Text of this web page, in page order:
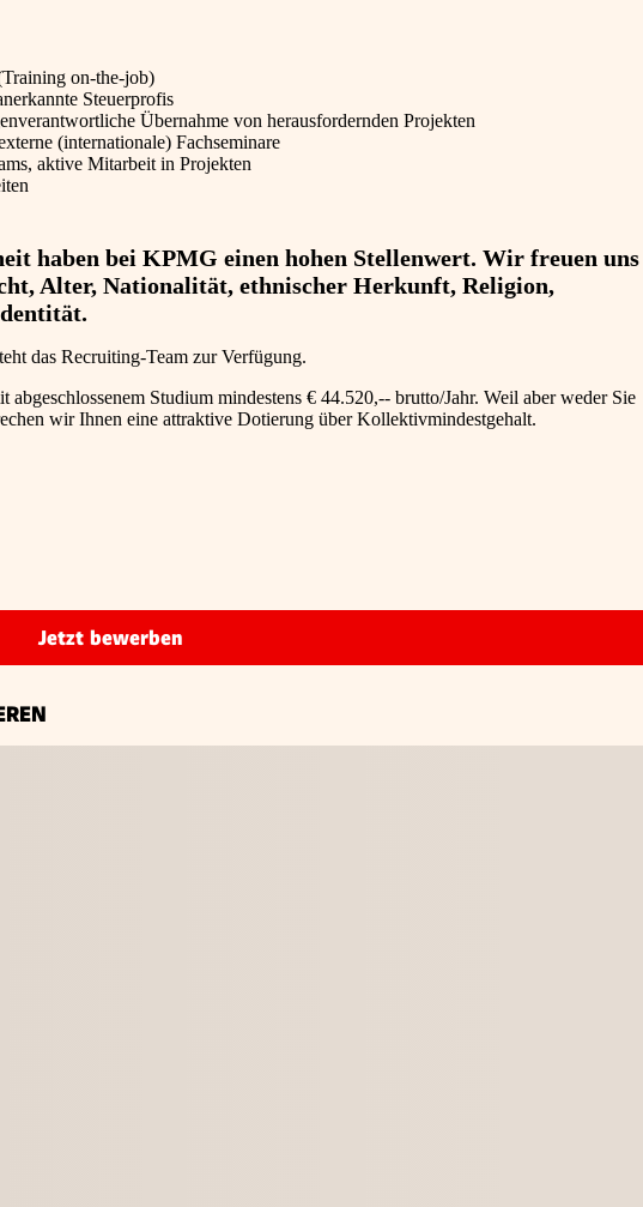
on-the-job)
Steuerprofis
Übernahme von herausfordernden Projekten
(internationale) Fachseminare
aktive Mitarbeit in Projekten
haben bei KPMG einen hohen Stellenwert. Wir freuen uns
Alter, Nationalität, ethnischer Herkunft, Religion,
das Recruiting-Team zur Verfügung.
Studium mindestens € 44.520,-- brutto/Jahr. Weil aber weder Sie
wir Ihnen eine attraktive Dotierung über Kollektivmindestgehalt.
Jetzt bewerben